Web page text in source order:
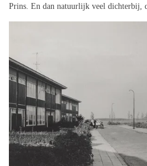
Prins. En dan natuurlijk veel dichterbij,